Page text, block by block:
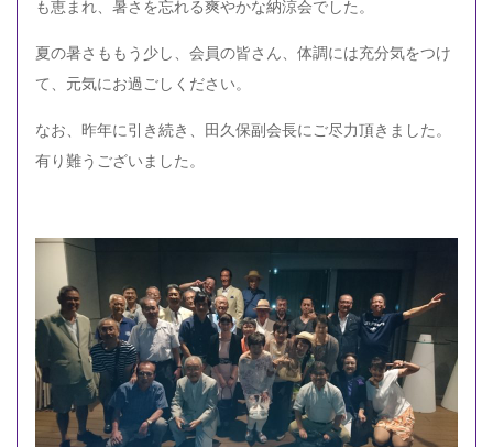
も恵まれ、暑さを忘れる爽やかな納涼会でした。
夏の暑さももう少し、会員の皆さん、体調には充分気をつけ
て、元気にお過ごしください。
なお、昨年に引き続き、田久保副会長にご尽力頂きました。
有り難うございました。